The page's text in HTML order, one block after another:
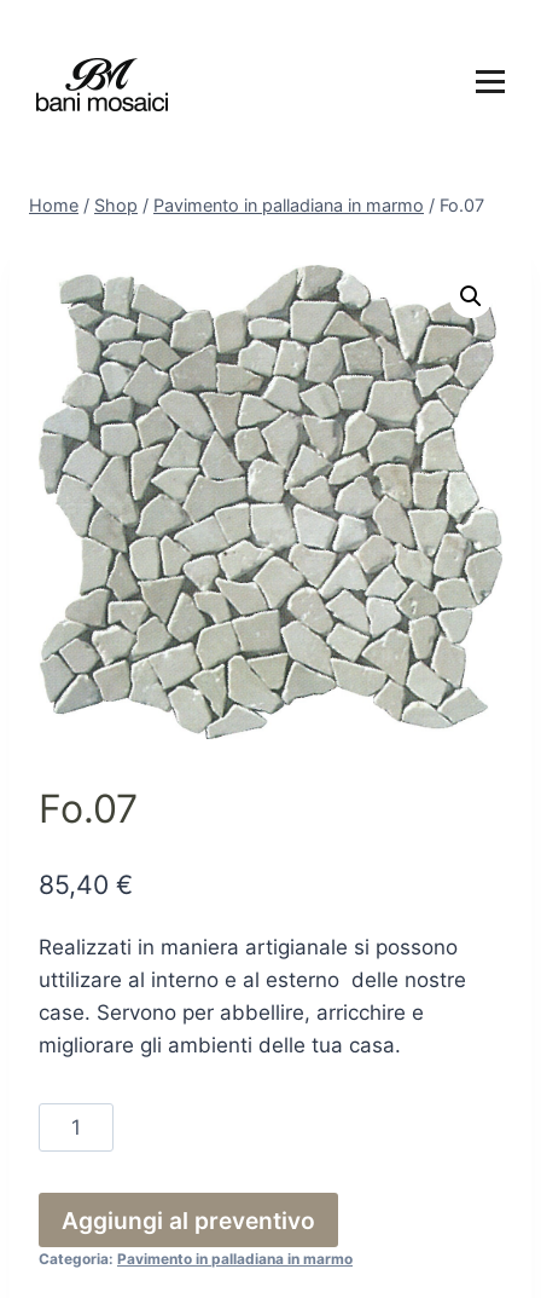
Home / Shop / Pavimento in palladiana in marmo / Fo.07
Fo.07
85,40 €
Realizzati in maniera artigianale si possono
uttilizare al interno e al esterno delle nostre
case. Servono per abbellire, arricchire e
migliorare gli ambienti delle tua casa.
Fo.07
quantità
Aggiungi al preventivo
Categoria: Pavimento in palladiana in marmo